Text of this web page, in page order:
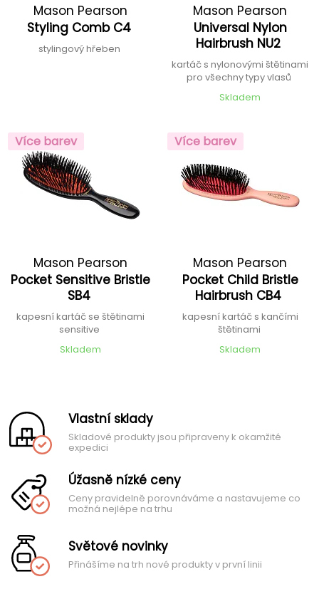
Mason Pearson
Styling Comb C4
stylingový hřeben
Mason Pearson
Universal Nylon
Hairbrush NU2
kartáč s nylonovými štětinami
pro všechny typy vlasů
Skladem
Více barev
Mason Pearson
Pocket Sensitive Bristle
SB4
kapesní kartáč se štětinami
sensitive
Skladem
Více barev
Mason Pearson
Pocket Child Bristle
Hairbrush CB4
kapesní kartáč s kančími
štětinami
Skladem
Vlastní sklady
Skladové produkty jsou připraveny k okamžité
expedici
Úžasně nízké ceny
Ceny pravidelně porovnáváme a nastavujeme co
možná nejlépe na trhu
Světové novinky
Přinášíme na trh nové produkty v první linii